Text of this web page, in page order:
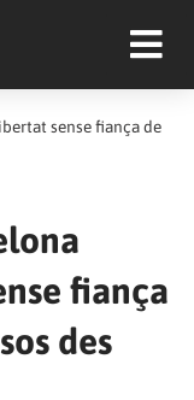
sense fiança de
fiança
des